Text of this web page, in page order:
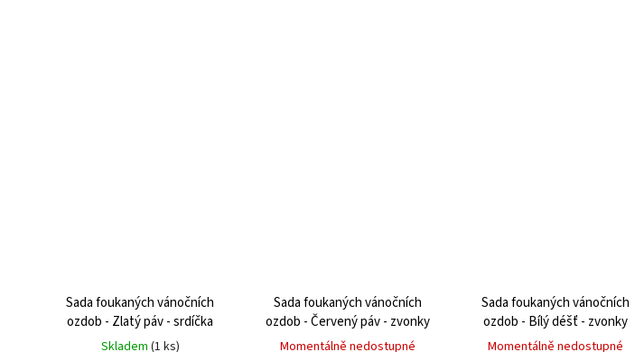
Sada foukaných vánočních
ozdob - Zlatý páv - srdíčka
Skladem (1 ks)
Sada foukaných vánočních
ozdob - Červený páv - zvonky
Momentálně nedostupné
Sada foukaných vánočních
ozdob - Bílý déšť - zvonky
Momentálně nedostupné